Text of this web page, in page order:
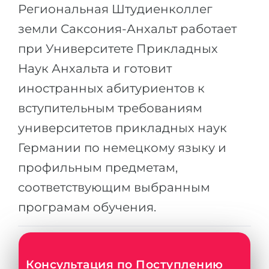
ПРОФЕССИИ
Профессии
Специальности
Примеры вакансий
КАРЬЕРНОЕ ОРИЕНТИРОВАНИЕ
Тест Голланда
Успех
100%
Медицина
Инженерия
Физика
Менеджмент
Другая специальность
ПОСТУПАЕМ ИЗ...
Россия
Армения
Региональная Штудиенколлег
земли Саксония-Анхальт работает
при Университете Прикладных
Наук Анхальта и готовит
иностранных абитуриентов к
вступительным требованиям
университетов прикладных наук
Германии по немецкому языку и
профильным предметам,
соответствующим выбранным
програмам обучения.
Консультация по Поступлению